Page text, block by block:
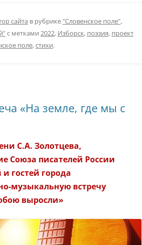
сайта в рубрике "Словенское поле",
с метками 2022, Изборск, поэзия, проект
поле,стихи.
«На земле, где мы с
С.А. Золотцева,
Союза писателей России
гостей города
музыкальную встречу
выросли»